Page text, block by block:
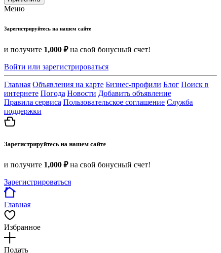
Меню
Зарегистрируйтесь на нашем сайте
и получите 1,000 ₽на свой бонусный счет!
Войти или зарегистрироваться
Главная Объявления на карте Бизнес-профили Блог Поиск в
интернете Погода Новости Добавить объявление
Правила сервиса Пользовательское соглашение Служба
поддержки
Зарегистрируйтесь на нашем сайте
и получите 1,000 ₽на свой бонусный счет!
Зарегистрироваться
Главная
Избранное
Подать